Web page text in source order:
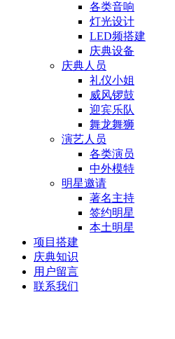
各类音响
灯光设计
LED频搭建
庆典设备
庆典人员
礼仪小姐
威风锣鼓
迎宾乐队
舞龙舞狮
演艺人员
各类演员
中外模特
明星邀请
著名主持
签约明星
本土明星
项目搭建
庆典知识
用户留言
联系我们